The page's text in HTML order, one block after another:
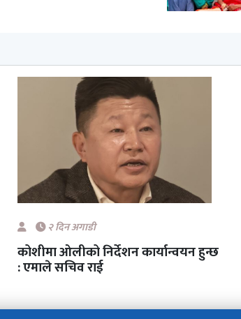
२ दिन अगाडी
कोशीमा ओलीको निर्देशन कार्यान्वयन हुन्छ
: एमाले सचिव राई